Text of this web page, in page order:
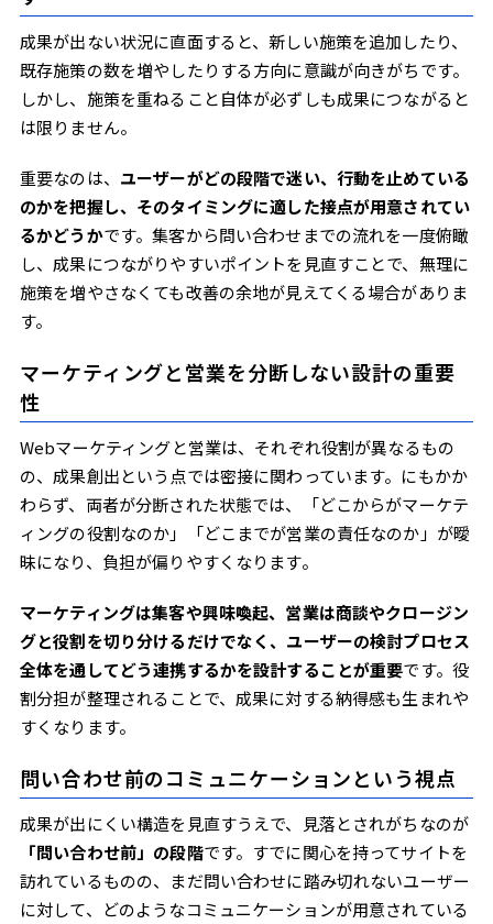
成果が出ない状況に直面すると、新しい施策を追加したり、
既存施策の数を増やしたりする方向に意識が向きがちです。
しかし、施策を重ねること自体が必ずしも成果につながると
は限りません。
重要なのは、 ユーザーがどの段階で迷い、行動を止めている
のかを把握し、そのタイミングに適した接点が用意されてい
るかどうかです。集客から問い合わせまでの流れを一度俯瞰
し、成果につながりやすいポイントを見直すことで、無理に
施策を増やさなくても改善の余地が見えてくる場合がありま
す。
マーケティングと営業を分断しない設計の重要
性
Webマーケティングと営業は、それぞれ役割が異なるもの
の、成果創出という点では密接に関わっています。にもかか
わらず、両者が分断された状態では、「どこからがマーケテ
ィングの役割なのか」「どこまでが営業の責任なのか」が曖
昧になり、負担が偏りやすくなります。
マーケティングは集客や興味喚起、営業は商談やクロージン
グと役割を切り分けるだけでなく、ユーザーの検討プロセス
全体を通してどう連携するかを設計することが重要です。役
割分担が整理されることで、成果に対する納得感も生まれや
すくなります。
問い合わせ前のコミュニケーションという視点
成果が出にくい構造を見直すうえで、見落とされがちなのが
「問い合わせ前」の段階です。すでに関心を持ってサイトを
訪れているものの、まだ問い合わせに踏み切れないユーザー
に対して、どのようなコミュニケーションが用意されている